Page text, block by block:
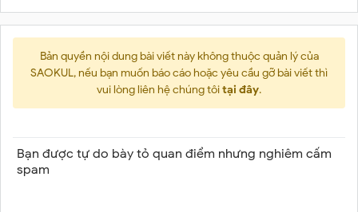
Bản quyền nội dung bài viết này không thuộc quản lý của
SAOKUL, nếu bạn muốn báo cáo hoặc yêu cầu gỡ bài viết thì
vui lòng liên hệ chúng tôitại đây.
Bạn được tự do bày tỏ quan điểm nhưng nghiêm cấm
spam